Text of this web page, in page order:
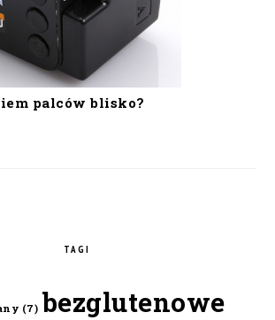
palców blisko?
TAGI
(7) bezglutenowe